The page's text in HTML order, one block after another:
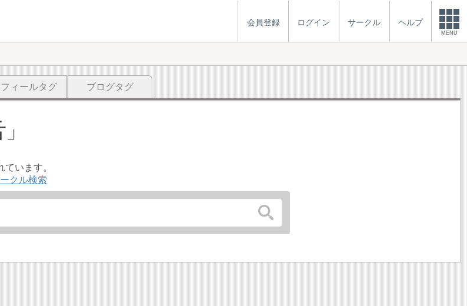
会員登録 ログイン サークル ヘルプ
MENU
ィールタグ ブログタグ
います。
クル検索